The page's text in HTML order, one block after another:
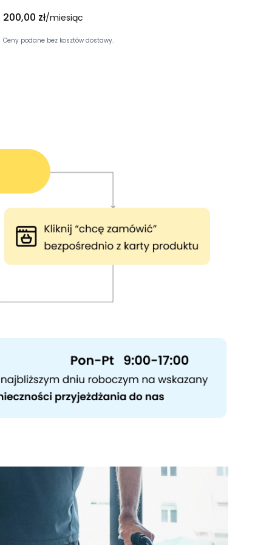
Cena
200,00 zł/miesiąc
Ceny podane bez kosztów dostawy.